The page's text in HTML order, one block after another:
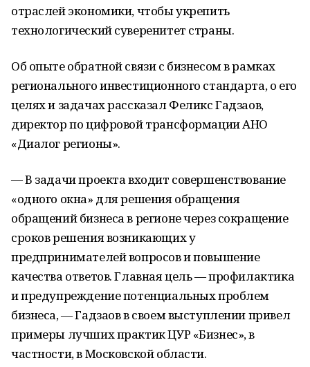
отраслей экономики, чтобы укрепить
технологический суверенитет страны.
Об опыте обратной связи с бизнесом в рамках
регионального инвестиционного стандарта, о его
целях и задачах рассказал Феликс Гадзаов,
директор по цифровой трансформации АНО
«Диалог регионы».
— В задачи проекта входит совершенствование
«одного окна» для решения обращения
обращений бизнеса в регионе через сокращение
сроков решения возникающих у
предпринимателей вопросов и повышение
качества ответов. Главная цель — профилактика
и предупреждение потенциальных проблем
бизнеса, — Гадзаов в своем выступлении привел
примеры лучших практик ЦУР «Бизнес», в
частности, в Московской области.